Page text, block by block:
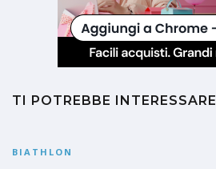
TI POTREBBE INTERESSARE
BIATHLON